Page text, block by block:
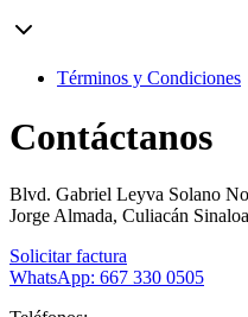
Términos y Condiciones
Contáctanos
Blvd. Gabriel Leyva Solano
Jorge Almada, Culiacán
Solicitar factura
WhatsApp: 667 330 0505